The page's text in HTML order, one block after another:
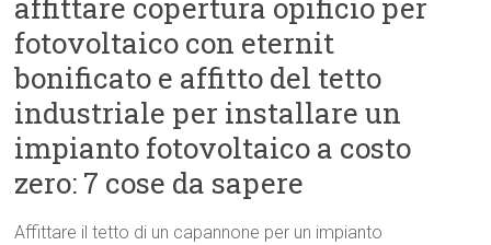
affittare copertura opificio per
fotovoltaico con eternit
bonificato e affitto del tetto
industriale per installare un
impianto fotovoltaico a costo
zero: 7 cose da sapere
Affittare il tetto di un capannone per un impianto